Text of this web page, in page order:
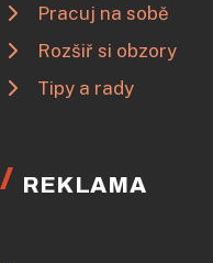
Pracuj na sobě
Rozšiř si obzory
Tipy a rady
REKLAMA